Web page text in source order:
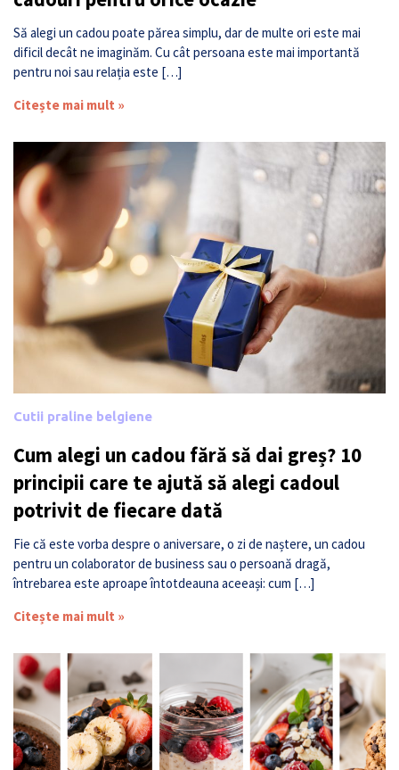
Să alegi un cadou poate părea simplu, dar de multe ori este mai
dificil decât ne imaginăm. Cu cât persoana este mai importantă
pentru noi sau relația este […]
Citește mai mult »
Cutii praline belgiene
Cum alegi un cadou fără să dai greș? 10
principii care te ajută să alegi cadoul
potrivit de fiecare dată
Fie că este vorba despre o aniversare, o zi de naștere, un cadou
pentru un colaborator de business sau o persoană dragă,
întrebarea este aproape întotdeauna aceeași: cum […]
Citește mai mult »